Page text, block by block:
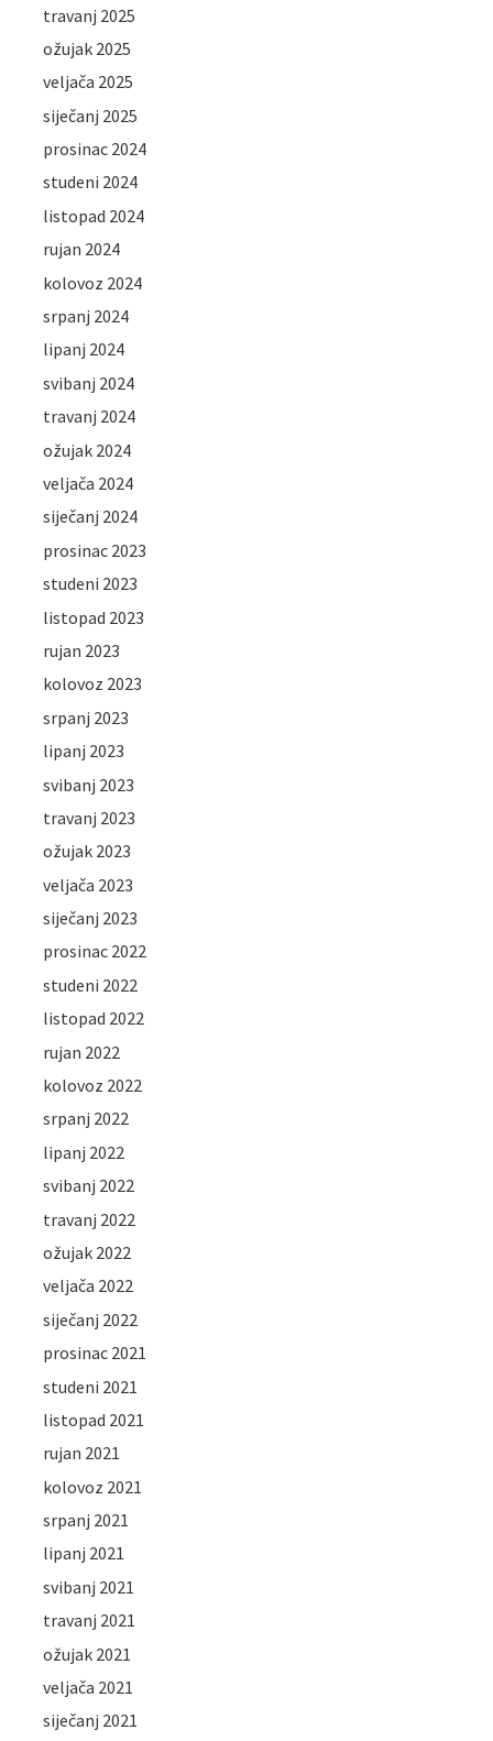
travanj 2025
ožujak 2025
veljača 2025
siječanj 2025
prosinac 2024
studeni 2024
listopad 2024
rujan 2024
kolovoz 2024
srpanj 2024
lipanj 2024
svibanj 2024
travanj 2024
ožujak 2024
veljača 2024
siječanj 2024
prosinac 2023
studeni 2023
listopad 2023
rujan 2023
kolovoz 2023
srpanj 2023
lipanj 2023
svibanj 2023
travanj 2023
ožujak 2023
veljača 2023
siječanj 2023
prosinac 2022
studeni 2022
listopad 2022
rujan 2022
kolovoz 2022
srpanj 2022
lipanj 2022
svibanj 2022
travanj 2022
ožujak 2022
veljača 2022
siječanj 2022
prosinac 2021
studeni 2021
listopad 2021
rujan 2021
kolovoz 2021
srpanj 2021
lipanj 2021
svibanj 2021
travanj 2021
ožujak 2021
veljača 2021
siječanj 2021